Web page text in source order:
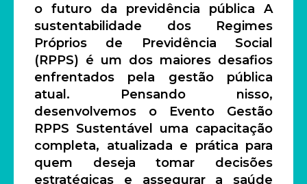
o futuro da previdência pública A
sustentabilidade dos Regimes
Próprios de Previdência Social
(RPPS) é um dos maiores desafios
enfrentados pela gestão pública
atual. Pensando nisso,
desenvolvemos o Evento Gestão
RPPS Sustentável uma capacitação
completa, atualizada e prática para
quem deseja tomar decisões
estratégicas e assegurar a saúde